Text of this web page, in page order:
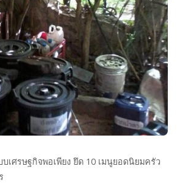
เศรษฐกิจพอเพียง ยึด 10 เมนูยอดนิยมครัว